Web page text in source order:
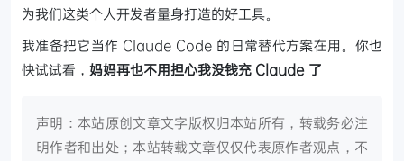
为我们这类个人开发者量身打造的好工具。
我准备把它当作 Claude Code 的日常替代方案在用。你也
快试试看， 妈妈再也不用担心我没钱充 Claude 了
声明：本站原创文章文字版权归本站所有，转载务必注
明作者和出处；本站转载文章仅仅代表原作者观点，不